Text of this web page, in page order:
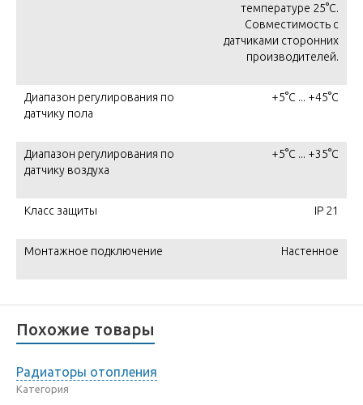
температуре 25°C.
Совместимость с
датчиками сторонних
производителей.
Диапазон регулирования по
датчику пола
+5°С ... +45°C
Диапазон регулирования по
датчику воздуха
+5°С ... +35°С
Класс защиты IP 21
Монтажное подключение Настенное
Похожие товары
Радиаторы отопления
Категория